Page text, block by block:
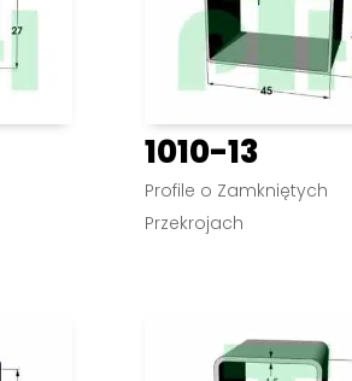
1010-13
Profile o Zamkniętych
Przekrojach